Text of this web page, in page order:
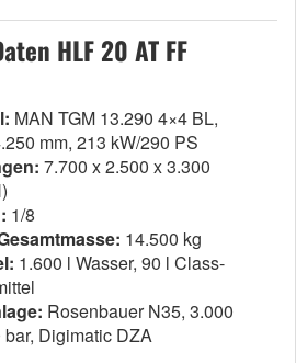
HLF 20 AT FF
MAN TGM 13.290 4×4 BL,
mm, 213 kW/290 PS
7.700 x 2.500 x 3.300
1/8
14.500 kg
1.600 l Wasser, 90 l Class-
Rosenbauer N35, 3.000
Digimatic DZA